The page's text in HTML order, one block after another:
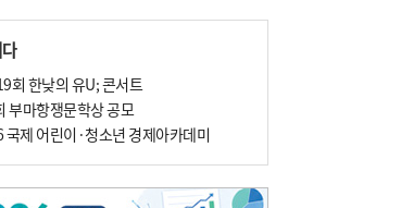
회 한낮의 유U; 콘서트
부마항쟁문학상 공모
국제 어린이·청소년 경제아카데미